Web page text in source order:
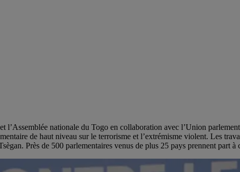
nationale du Togo en collaboration avec l’Union
de haut niveau sur le terrorisme et l’extrémisme violent. Les
Près de 500 parlementaires venus de plus 25 pays prennent part à